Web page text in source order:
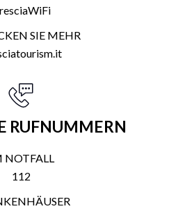
SIE MEHR
RUFNUMMERN
NOTFALL
112